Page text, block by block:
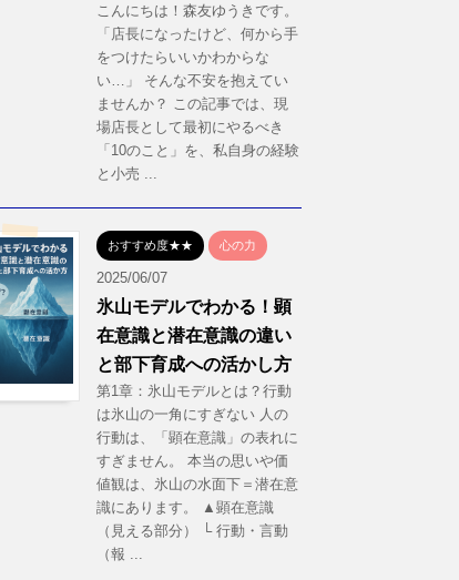
こんにちは！森友ゆうきです。
「店長になったけど、何から手
をつけたらいいかわからな
い…」 そんな不安を抱えてい
ませんか？ この記事では、現
場店長として最初にやるべき
「10のこと」を、私自身の経験
と小売 ...
おすすめ度★★ 心の力
2025/06/07
氷山モデルでわかる！顕
在意識と潜在意識の違い
と部下育成への活かし方
第1章：氷山モデルとは？行動
は氷山の一角にすぎない 人の
行動は、「顕在意識」の表れに
すぎません。 本当の思いや価
値観は、氷山の水面下＝潜在意
識にあります。 ▲顕在意識
（見える部分） └ 行動・言動
（報 ...